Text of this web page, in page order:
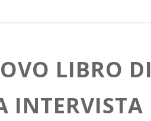
LIBRO DI
INTERVISTA